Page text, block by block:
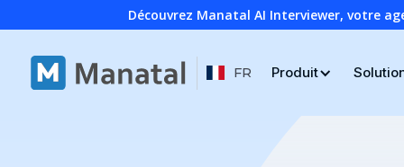
Découvrez Manatal AI Interviewer, votre
FR Produit